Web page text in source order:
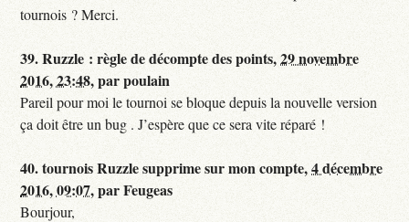
tournois ? Merci.
39.Ruzzle : règle de décompte des points,29 novembre
2016, 23:48,parpoulain
Pareil pour moi le tournoi se bloque depuis la nouvelle version
ça doit être un bug . J’espère que ce sera vite réparé !
40.tournois Ruzzle supprime sur mon compte,4 décembre
2016, 09:07,parFeugeas
Bourjour,